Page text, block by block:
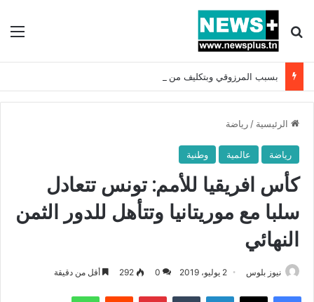
بحث عن
الرئيسية / رياضة
رياضة عالمية وطنية
كأس افريقيا للأمم: تونس تتعادل
سلبا مع موريتانيا وتتأهل للدور الثمن
النهائي
نيوز بلوس 2 يوليو، 2019 0
292 أقل من دقيقة
فيسبوك X لينكدإن بينتيريست واتساب